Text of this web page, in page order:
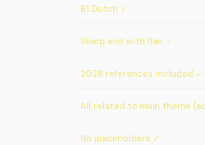
B1 Dutch ✓
Sharp and with flair ✓
2026 references included ✓
All related to main theme
No placeholders ✓